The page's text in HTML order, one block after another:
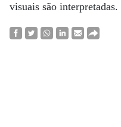
visuais são interpretadas.